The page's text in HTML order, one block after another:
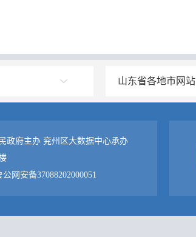
山东省各地市网站
政府主办 兖州区大数据中心承办
公网安备37088202000051